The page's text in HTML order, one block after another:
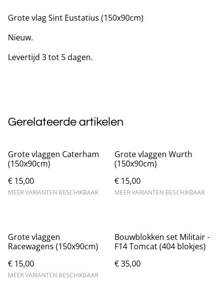
Grote vlag Sint Eustatius (150x90cm)
Nieuw.
Levertijd 3 tot 5 dagen.
Gerelateerde artikelen
Grote vlaggen Caterham
(150x90cm)
€ 15,00
MEER VARIANTEN BESCHIKBAAR
Grote vlaggen Wurth
(150x90cm)
€ 15,00
MEER VARIANTEN BESCHIKBAAR
Grote vlaggen
Racewagens (150x90cm)
€ 15,00
MEER VARIANTEN BESCHIKBAAR
Bouwblokken set Militair -
F14 Tomcat (404 blokjes)
€ 35,00